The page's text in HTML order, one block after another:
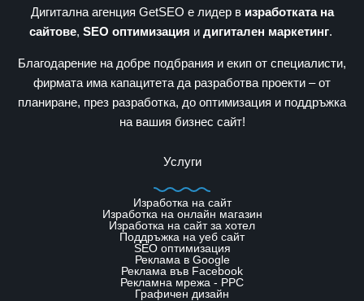
Дигитална агенция GetSEO е лидер в изработката на
сайтове, SEO оптимизация и дигитален маркетинг.
Благодарение на добре подбрания и екип от специалисти,
фирмата има капацитета да разработва проекти – от
планиране, през разработка, до оптимизация и поддръжка
на вашия бизнес сайт!
Услуги
Изработка на сайт
Изработка на онлайн магазин
Изработка на сайт за хотел
Поддръжка на уеб сайт
SЕО оптимизация
Реклама в Google
Реклама във Facebook
Рекламна мрежа - PPC
Графичен дизайн